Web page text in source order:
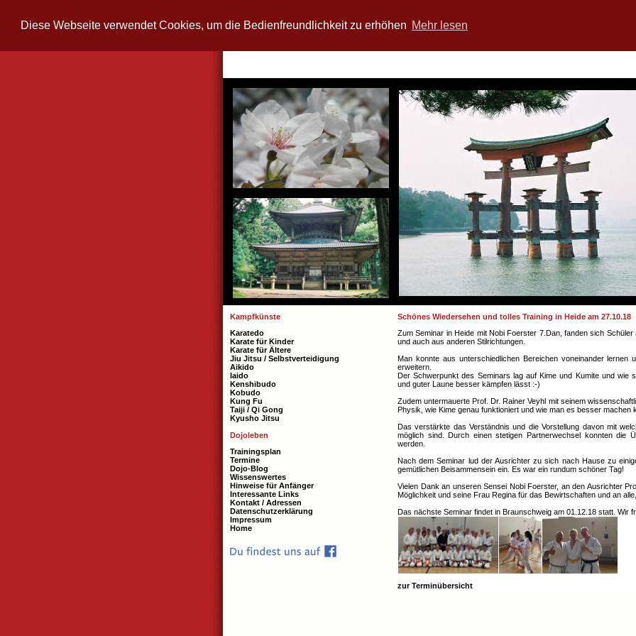
Diese Webseite verwendet Cookies, um die Bedienfreundlichkeit zu erhöhen Mehr lesen
Schönes Wiedersehen und tolles Training in Heide am 27.10.18
Zum Seminar in Heide mit Nobi Foerster 7.Dan, fanden sich
und auch aus anderen Stilrichtungen.
Man konnte aus unterschiedlichen Bereichen voneinander lernen
erweitern.
Der Schwerpunkt des Seminars lag auf Kime und Kumite und wie
und guter Laune besser kämpfen lässt :-)
Zudem untermauerte Prof. Dr. Rainer Veyhl mit seinem
Physik, wie Kime genau funktioniert und wie man es besser machen
Das verstärkte das Verständnis und die Vorstellung davon mit
möglich sind. Durch einen stetigen Partnerwechsel konnten die
werden.
Nach dem Seminar lud der Ausrichter zu sich nach Hause zu
gemütlichen Beisammensein ein. Es war ein rundum schöner Tag!
Vielen Dank an unseren Sensei Nobi Foerster, an den Ausrichter
Möglichkeit und seine Frau Regina für das Bewirtschaften und an
Das nächste Seminar findet in Braunschweig am 01.12.18 statt. Wir
zur Terminübersicht
Kampfkünste
Karatedo
Karate für Kinder
Karate für Ältere
Jiu Jitsu / Selbstverteidigung
Aikido
Iaido
Kenshibudo
Kobudo
Kung Fu
Taiji / Qi Gong
Kyusho Jitsu
Dojoleben
Trainingsplan
Termine
Dojo-Blog
Wissenswertes
Hinweise für Anfänger
Interessante Links
Kontakt / Adressen
Datenschutzerklärung
Impressum
Home